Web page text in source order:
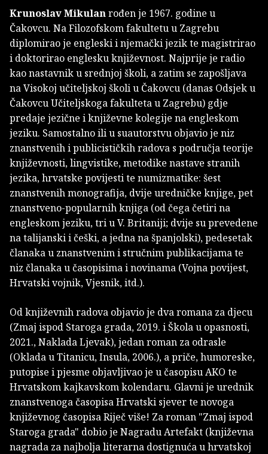
Krunoslav Mikulanrođen je 1967. godine u
Čakovcu. Na Filozofskom fakultetu u Zagrebu
diplomirao je engleski i njemački jezik te magistrirao
i doktorirao englesku književnost. Najprije je radio
kao nastavnik u srednjoj školi, a zatim se zapošljava
na Visokoj učiteljskoj školi u Čakovcu (danas Odsjek u
Čakovcu Učiteljskoga fakulteta u Zagrebu) gdje
predaje jezične i književne kolegije na engleskom
jeziku. Samostalno ili u suautorstvu objavio je niz
znanstvenih i publicističkih radova s područja teorije
književnosti, lingvistike, metodike nastave stranih
jezika, hrvatske povijesti te numizmatike: šest
znanstvenih monografija, dvije uredničke knjige, pet
znanstveno-popularnih knjiga (od čega četiri na
engleskom jeziku, tri u V. Britaniji; dvije su prevedene
na talijanski i češki, a jedna na španjolski), pedesetak
članaka u znanstvenim i stručnim publikacijama te
niz članaka u časopisima i novinama (Vojna povijest,
Hrvatski vojnik, Vjesnik, itd.).
Od književnih radova objavio je dva romana za djecu
(Zmaj ispod Staroga grada, 2019. i Škola u opasnosti,
2021., Naklada Ljevak), jedan roman za odrasle
(Oklada u Titanicu, Insula, 2006.), a priče, humoreske,
putopise i pjesme objavljivao je u časopisu AKO te
Hrvatskom kajkavskom kolendaru. Glavni je urednik
znanstvenoga časopisa Hrvatski sjever te novoga
književnog časopisa Riječ više! Za roman "Zmaj ispod
Staroga grada" dobio je Nagradu Artefakt (književna
nagrada za najbolja literarna dostignuća u hrvatskoj